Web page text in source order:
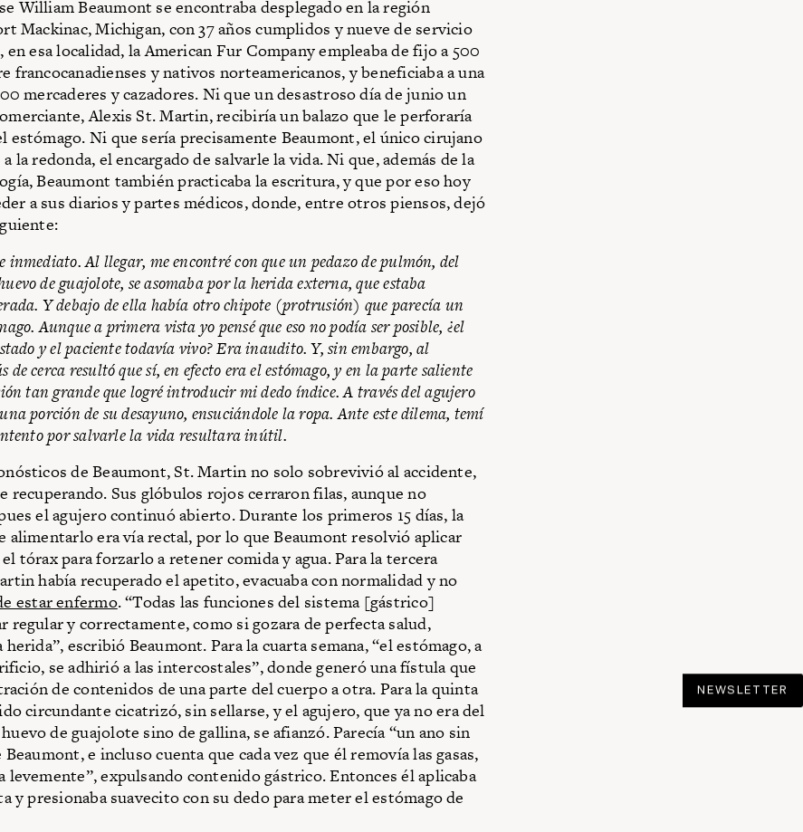
William Beaumont se encontraba desplegado en la región
Mackinac, Michigan, con 37 años cumplidos y nueve de servicio
esa localidad, la American Fur Company empleaba de fijo a 500
francocanadienses y nativos norteamericanos, y beneficiaba a una
mercaderes y cazadores. Ni que un desastroso día de junio un
Alexis St. Martin, recibiría un balazo que le perforaría
estómago. Ni que sería precisamente Beaumont, el único cirujano
la redonda, el encargado de salvarle la vida. Ni que, además de la
Beaumont también practicaba la escritura, y que por eso hoy
a sus diarios y partes médicos, donde, entre otros piensos, dejó
inmediato. Al llegar, me encontré con que un pedazo de pulmón, del
de guajolote, se asomaba por la herida externa, que estaba
Y debajo de ella había otro chipote (protrusión) que parecía un
Aunque a primera vista yo pensé que eso no podía ser posible, ¿el
y el paciente todavía vivo? Era inaudito. Y, sin embargo, al
de cerca resultó que sí, en efecto era el estómago, y en la parte saliente
tan grande que logré introducir mi dedo índice. A través del agujero
porción de su desayuno, ensuciándole la ropa. Ante este dilema, temí
por salvarle la vida resultara inútil.
de Beaumont, St. Martin no solo sobrevivió al accidente,
recuperando. Sus glóbulos rojos cerraron filas, aunque no
el agujero continuó abierto. Durante los primeros 15 días, la
alimentarlo era vía rectal, por lo que Beaumont resolvió aplicar
tórax para forzarlo a retener comida y agua. Para la tercera
había recuperado el apetito, evacuaba con normalidad y no
estar enfermo. “Todas las funciones del sistema [gástrico]
regular y correctamente, como si gozara de perfecta salud,
escribió Beaumont. Para la cuarta semana, “el estómago, a
se adhirió a las intercostales”, donde generó una fístula que
de contenidos de una parte del cuerpo a otra. Para la quinta
circundante cicatrizó, sin sellarse, y el agujero, que ya no era del
de guajolote sino de gallina, se afianzó. Parecía “un ano sin
e incluso cuenta que cada vez que él removía las gasas,
levemente”, expulsando contenido gástrico. Entonces él aplicaba
y presionaba suavecito con su dedo para meter el estómago de
NEWSLETTER